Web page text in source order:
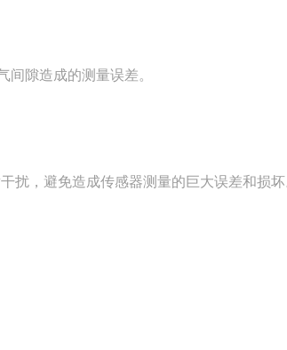
隙造成的测量误差。
扰，避免造成传感器测量的巨大误差和损